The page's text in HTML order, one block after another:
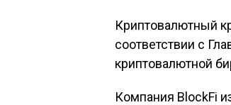
Криптовалютный
соответствии с
криптовалютной
Компания BlockFi